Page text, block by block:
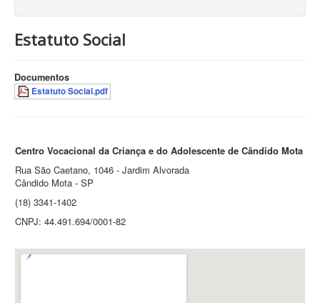
Estatuto Social
Documentos
Estatuto Social.pdf
Centro Vocacional da Criança e do Adolescente de Cândido Mota
Rua São Caetano, 1046 - Jardim Alvorada
Cândido Mota - SP
(18) 3341-1402
CNPJ: 44.491.694/0001-82